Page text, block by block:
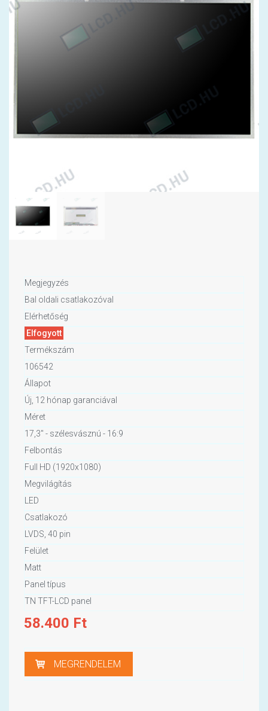
Megjegyzés
Bal oldali csatlakozóval
Elérhetőség
Elfogyott
Termékszám
106542
Állapot
Új, 12 hónap garanciával
Méret
17,3" - szélesvásznú - 16:9
Felbontás
Full HD (1920x1080)
Megvilágítás
LED
Csatlakozó
LVDS, 40 pin
Felület
Matt
Panel típus
TN TFT-LCD panel
58.400 Ft
MEGRENDELEM